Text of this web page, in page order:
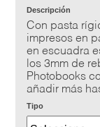
Descripción
Con pasta
impresos en
en escuadra
los 3mm de
Photobooks
añadir más
Tipo